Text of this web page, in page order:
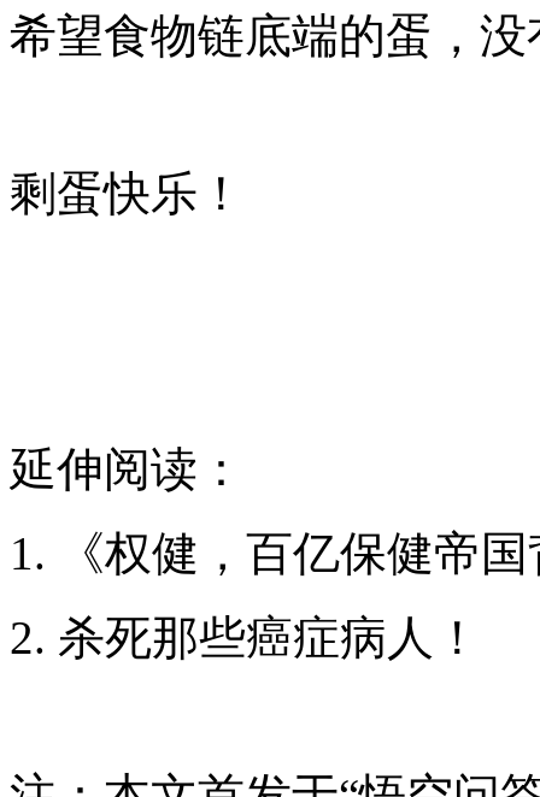
希望食物链底端的蛋，
剩蛋快乐！
延伸阅读：
《权健，百亿保健帝
杀死那些癌症病人！